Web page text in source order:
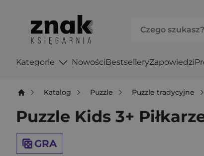
Kategorie NowościBestselleryZapowiedzi
Katalog Puzzle Puzzle tradycyjne
Puzzle Kids 3+
GRA